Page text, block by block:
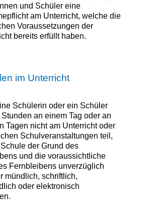
und Schüler eine
am Unterricht, welche die
Voraussetzungen der
bereits erfüllt haben.
im Unterricht
Schülerin oder ein Schüler
an einem Tag oder an
Tagen nicht am Unterricht oder
Schulveranstaltungen teil,
der Grund des
und die voraussichtliche
Fernbleibens unverzüglich
mündlich, schriftlich,
oder elektronisch